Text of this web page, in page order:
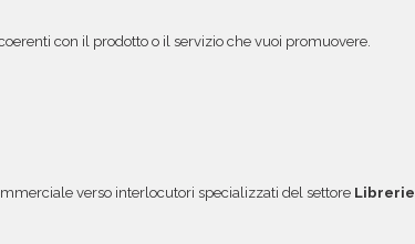
con il prodotto o il servizio che vuoi promuovere.
verso interlocutori specializzati del settore Librerie